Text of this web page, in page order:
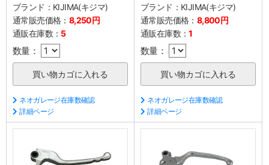
ブランド： KIJIMA(キジマ)
通常販売価格： 8,250円
通販在庫数： 5
数量：
ネオガレージ在庫数確認
詳細ページ
ブランド： KIJIMA(キジマ)
通常販売価格： 8,800円
通販在庫数：1
数量：
ネオガレージ在庫数確認
詳細ページ